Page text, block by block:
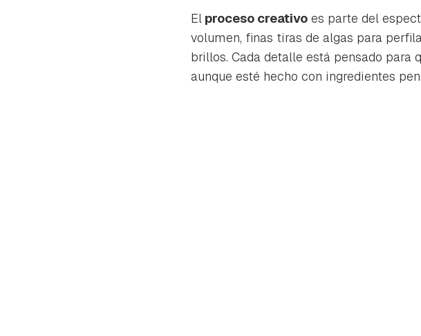
El proceso creativo es parte del
volumen, finas tiras de algas para
brillos. Cada detalle está pensado para
aunque esté hecho con ingredientes